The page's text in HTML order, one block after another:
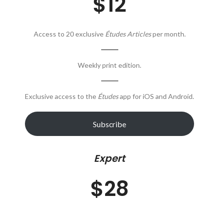
Access to 20 exclusive Études Articlesper month.
Weekly print edition.
Exclusive access to the Étudesapp for iOS and Android.
Subscribe
Expert
$28